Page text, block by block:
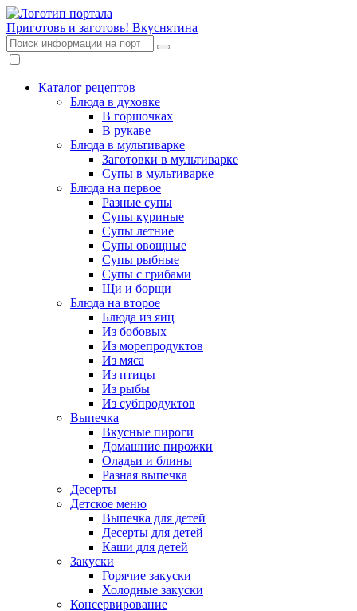
Приготовь и заготовь! Вкуснятина
Каталог рецептов
Блюда в духовке
В горшочках
В рукаве
Блюда в мультиварке
Заготовки в мультиварке
Супы в мультиварке
Блюда на первое
Разные супы
Супы куриные
Супы летние
Супы овощные
Супы рыбные
Супы с грибами
Щи и борщи
Блюда на второе
Блюда из яиц
Из бобовых
Из морепродуктов
Из мяса
Из птицы
Из рыбы
Из субпродуктов
Выпечка
Вкусные пироги
Домашние пирожки
Оладьи и блины
Разная выпечка
Десерты
Детское меню
Выпечка для детей
Десерты для детей
Каши для детей
Закуски
Горячие закуски
Холодные закуски
Консервирование